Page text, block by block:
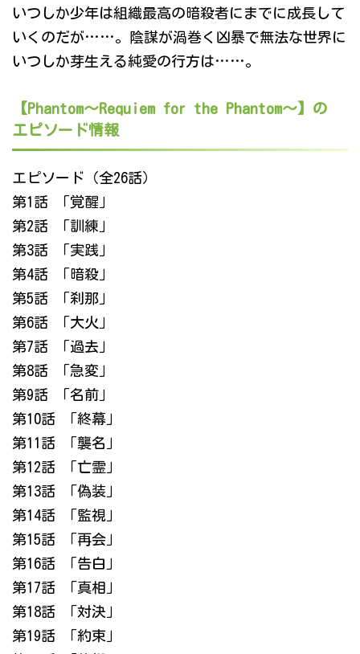
いつしか少年は組織最高の暗殺者にまでに成長して
いくのだが……。陰謀が渦巻く凶暴で無法な世界に
いつしか芽生える純愛の行方は……。
【Phantom～Requiem for the Phantom～】の
エピソード情報
エピソード（全26話）
第1話 「覚醒」
第2話 「訓練」
第3話 「実践」
第4話 「暗殺」
第5話 「刹那」
第6話 「大火」
第7話 「過去」
第8話 「急変」
第9話 「名前」
第10話 「終幕」
第11話 「襲名」
第12話 「亡霊」
第13話 「偽装」
第14話 「監視」
第15話 「再会」
第16話 「告白」
第17話 「真相」
第18話 「対決」
第19話 「約束」